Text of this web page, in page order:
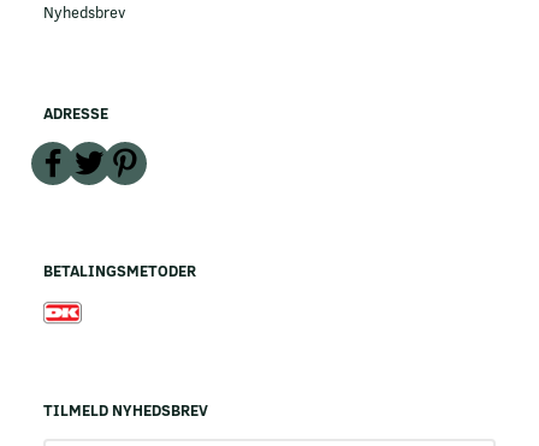
Nyhedsbrev
ADRESSE
BETALINGSMETODER
TILMELD NYHEDSBREV